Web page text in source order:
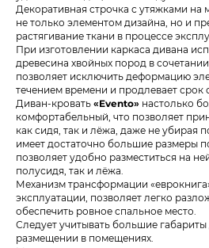
Декоративная строчка с утяжками на
не только элементом дизайна, но и
растягивание ткани в процессе
При изготовлении каркаса дивана
древесина хвойных пород в
позволяет исключить деформацию
течением времени и продлевает срок
Диван-кровать «Evento» настолько
комфортабельный, что позволяет
как сидя, так и лёжа, даже не убирая
имеет достаточно большие размеры
позволяет удобно разместиться на
полусидя, так и лёжа.
Механизм трансформации
эксплуатации, позволяет легко
обеспечить ровное спальное место.
Следует учитывать большие
размещении в помещениях.